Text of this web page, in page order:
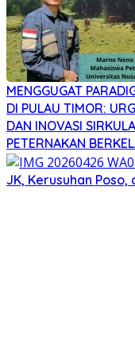
MENGGUGAT
DI PULAU TIMOR:
DAN INOVASI
PETERNAKAN
JK, Kerusuhan